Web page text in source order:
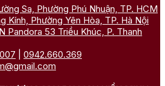
Sa, Phường Phú Nhuận, TP. HCM
Kính, Phường Yên Hòa, TP. Hà Nội
Pandora 53 Triều Khúc, P. Thanh
0942.660.369